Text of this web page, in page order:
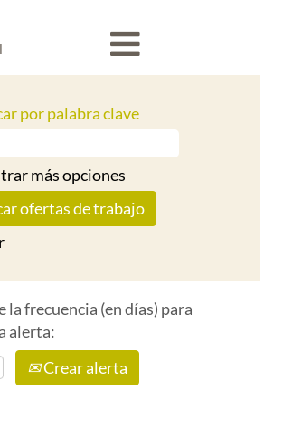
por palabra clave
más opciones
la frecuencia (en días) para
alerta:
Crear alerta